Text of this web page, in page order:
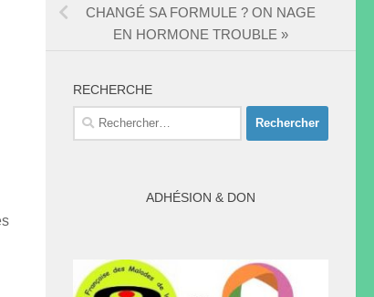
CHANGÉ SA FORMULE ? ON NAGE
EN HORMONE TROUBLE »
RECHERCHE
Rechercher :
ADHÉSION & DON